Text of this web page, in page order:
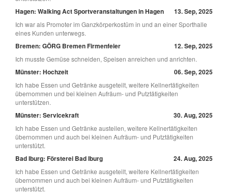
Hagen: Walking Act Sportveranstaltungen in Hagen 13. Sep, 2025
Ich war als Promoter im Ganzkörperkostüm in und an einer Sporthalle
eines Kunden unterwegs.
Bremen: GÖRG Bremen Firmenfeier 12. Sep, 2025
Ich musste Gemüse schneiden, Speisen anreichen und anrichten.
Münster: Hochzeit 06. Sep, 2025
Ich habe Essen und Getränke ausgeteilt, weitere Kellnertätigkeiten
übernommen und bei kleinen Aufräum- und Putztätigkeiten
unterstützen.
Münster: Servicekraft 30. Aug, 2025
Ich habe Essen und Getränke austeilen, weitere Kellnertätigkeiten
übernommen und auch bei kleinen Aufräum- und Putztätigkeiten
unterstützt.
Bad Iburg: Försterei Bad Iburg 24. Aug, 2025
Ich habe Essen und Getränke ausgeteilt, weitere Kellnertätigkeiten
übernommen und auch bei kleinen Aufräum- und Putztätigkeiten
unterstützt.